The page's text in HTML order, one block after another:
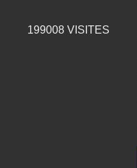
199008 VISITES